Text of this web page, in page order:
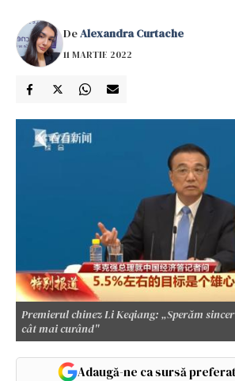
DeAlexandra Curtache
11 MARTIE 2022
Premierul chinez Li Keqiang: „Sperăm
cât mai curând"
Adaugă-ne ca sursă